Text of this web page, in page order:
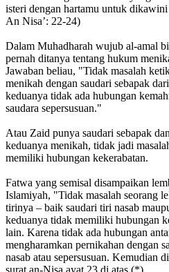
isteri dengan hartamu untuk
An Nisa’: 22-24)
Dalam Muhadharah wujub al-amal
pernah ditanya tentang hukum
Jawaban beliau, "Tidak masalah
menikah dengan saudari sebapak
keduanya tidak ada hubungan
saudara sepersusuan."
Atau Zaid punya saudari sebapak
keduanya menikah, tidak jadi
memiliki hubungan kekerabatan.
Fatwa yang semisal disampaikan
Islamiyah, "Tidak masalah seorang
tirinya – baik saudari tiri nasab
keduanya tidak memiliki hubungan
lain. Karena tidak ada hubungan
mengharamkan pernikahan dengan
nasab atau sepersusuan. Kemudian
surat an-Nisa ayat 23 di atas.(*)